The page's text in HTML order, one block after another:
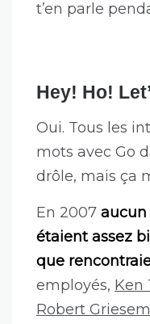
t’en parle
Hey! Ho!
Oui. Tous les
mots avec Go
drôle, mais ça
En 2007 aucun
étaient assez
que
employés, Ken
Robert